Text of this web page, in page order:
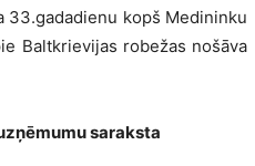
33.gadadienu kopš Medininku
Baltkrievijas robežas nošāva
saraksta